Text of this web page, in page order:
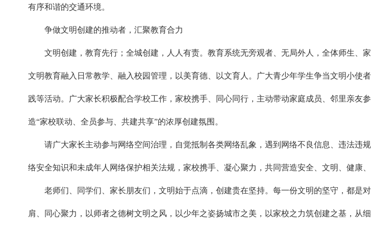
有序和谐的交通环境。
争做文明创建的推动者，汇聚教育合力
文明创建，教育先行；全城创建，人人有责。教育系统无旁观者、无局外人，全体师生
文明教育融入日常教学、融入校园管理，以美育德、以文育人。广大青少年学生争当文明小
践等活动。广大家长积极配合学校工作，家校携手、同心同行，主动带动家庭成员、邻里亲
造“家校联动、全员参与、共建共享”的浓厚创建氛围。
请广大家长主动参与网络空间治理，自觉抵制各类网络乱象，遇到网络不良信息、违法违
络安全知识和未成年人网络保护相关法规，家校携手、凝心聚力，共同营造安全、文明、健康、
老师们、同学们、家长朋友们，文明始于点滴，创建贵在坚持。每一份文明的坚守，都
肩、同心聚力，以师者之德树文明之风，以少年之姿扬城市之美，以家校之力筑创建之基，